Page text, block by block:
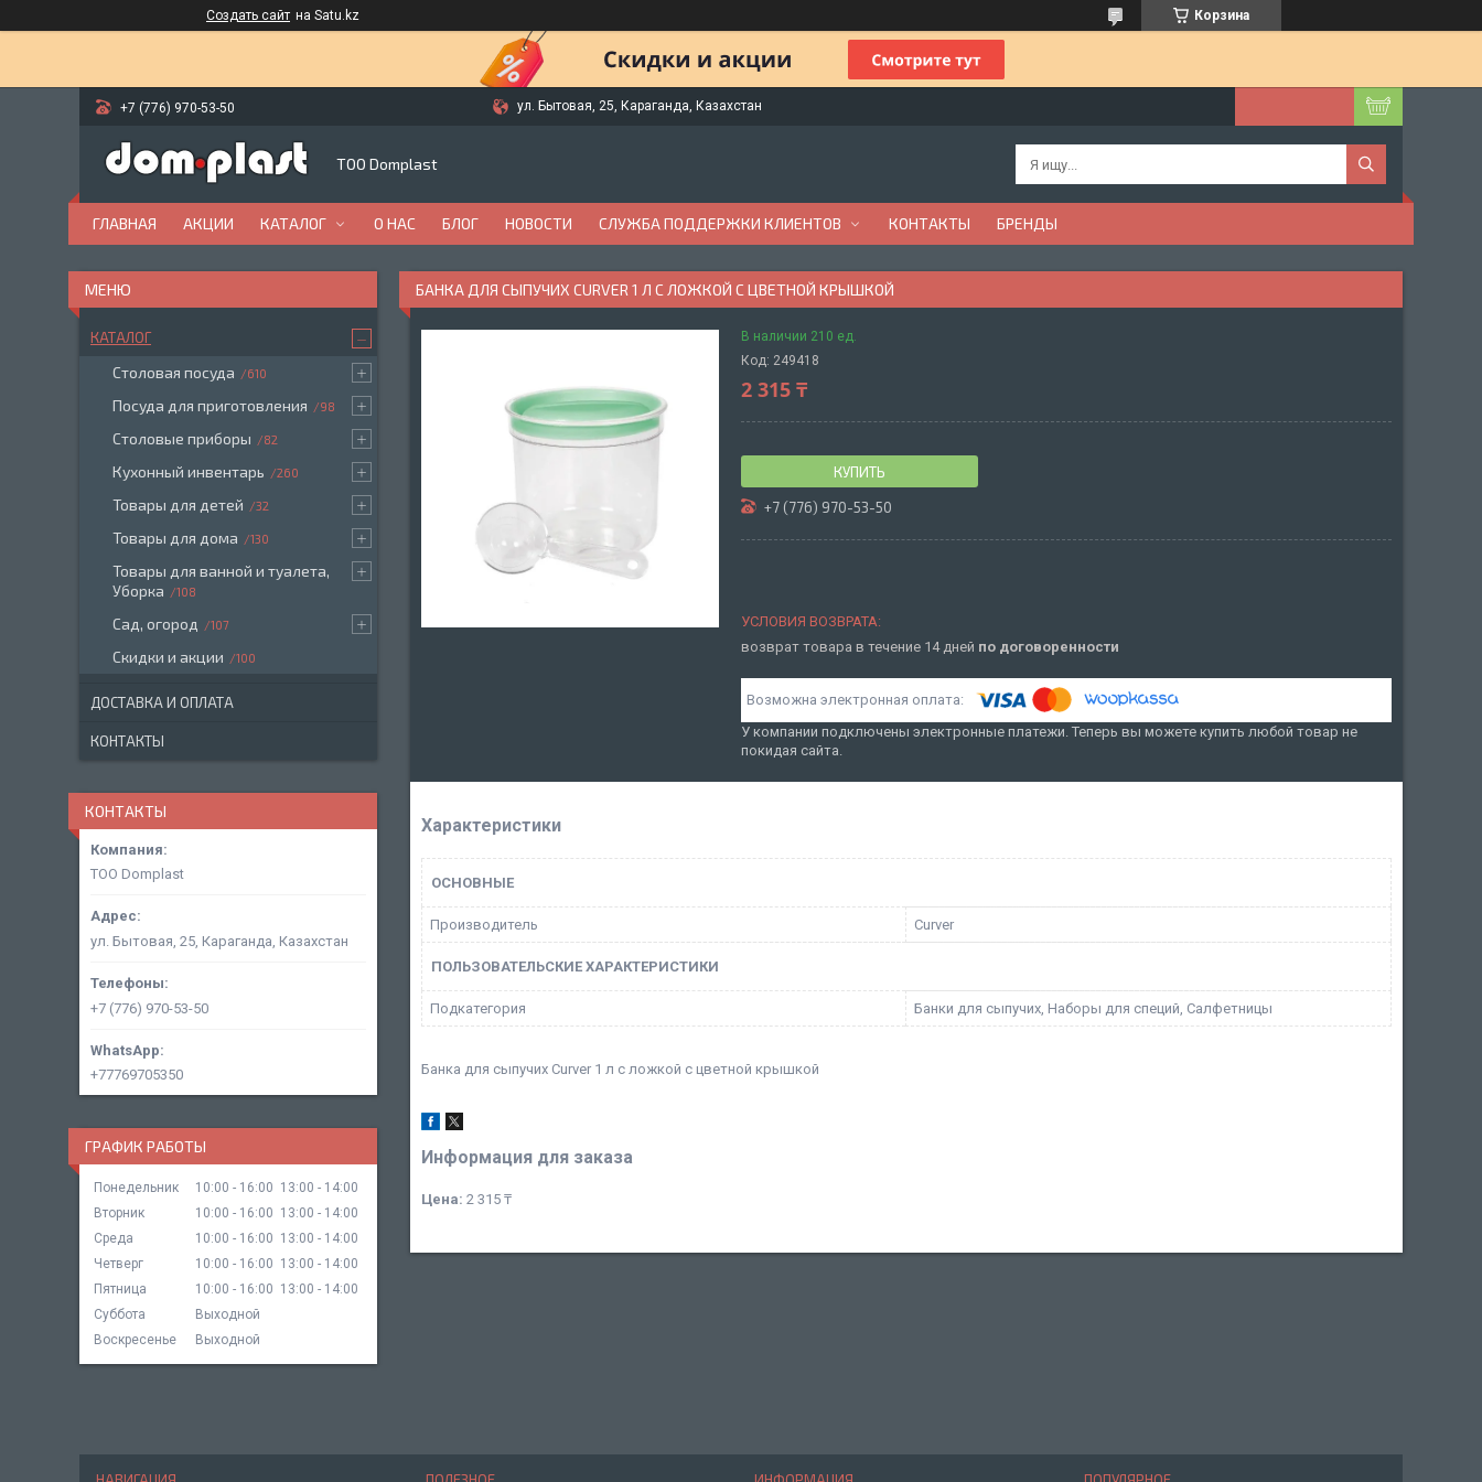
Создать сайт на Satu.kz Корзина
+7 (776) 970-53-50 ул. Бытовая, 25, Караганда, Казахстан
ТОО Domplast
ГЛАВНАЯ АКЦИИ КАТАЛОГ О НАС БЛОГ НОВОСТИ СЛУЖБА ПОДДЕРЖКИ КЛИЕНТОВ КОНТАКТЫ БРЕНДЫ
БАНКА ДЛЯ СЫПУЧИХ CURVER 1 Л С ЛОЖКОЙ С ЦВЕТНОЙ КРЫШКОЙ
В наличии 210 ед.
Код: 249418
2 315 ₸
КУПИТЬ
+7 (776) 970-53-50
возврат товара в течение 14 дней по договоренности
У компании подключены электронные платежи. Теперь вы можете купить любой товар не
покидая сайта.
Характеристики
ОСНОВНЫЕ
Производитель Curver
ПОЛЬЗОВАТЕЛЬСКИЕ ХАРАКТЕРИСТИКИ
Подкатегория Банки для сыпучих, Наборы для специй, Салфетницы
Банка для сыпучих Curver 1 л с ложкой с цветной крышкой
Информация для заказа
Цена: 2 315 ₸
КАТАЛОГ
Столовая посуда 610
Посуда для приготовления 98
Столовые приборы 82
Кухонный инвентарь 260
Товары для детей 32
Товары для дома 130
Товары для ванной и туалета,
Уборка
108
Сад, огород 107
Скидки и акции 100
ДОСТАВКА И ОПЛАТА
КОНТАКТЫ
КОНТАКТЫ
ТОО Domplast
ул. Бытовая, 25, Караганда, Казахстан
+7 (776) 970-53-50
+77769705350
ГРАФИК РАБОТЫ
Понедельник 10:00 16:00 13:00
14:00
Вторник
10:00 16:00 13:00
14:00
Среда
10:00 16:00 13:00
14:00
Четверг
10:00 16:00 13:00
14:00
Пятница
10:00 16:00 13:00
14:00
Суббота
Выходной
Воскресенье
Выходной